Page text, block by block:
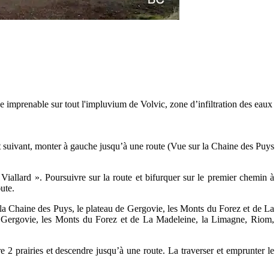
sur tout l'impluvium de Volvic, zone d’infiltration des eaux
monter à gauche jusqu’à une route (Vue sur la Chaine des Puys
». Poursuivre sur la route et bifurquer sur le premier chemin à
des Puys, le plateau de Gergovie, les Monts du Forez et de La
les Monts du Forez et de La Madeleine, la Limagne, Riom,
prairies et descendre jusqu’à une route. La traverser et emprunter le